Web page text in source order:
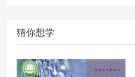
猜你想学